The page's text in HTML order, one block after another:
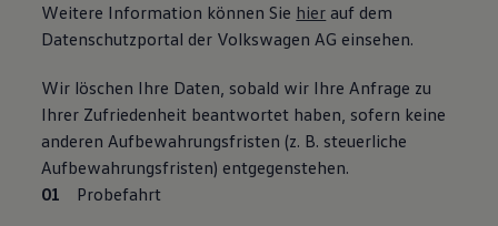
Weitere Information können Sie hier auf dem
Datenschutzportal der Volkswagen AG einsehen.
Wir löschen Ihre Daten, sobald wir Ihre Anfrage zu
Ihrer Zufriedenheit beantwortet haben, sofern keine
anderen Aufbewahrungsfristen (z. B. steuerliche
Aufbewahrungsfristen) entgegenstehen.
Probefahrt